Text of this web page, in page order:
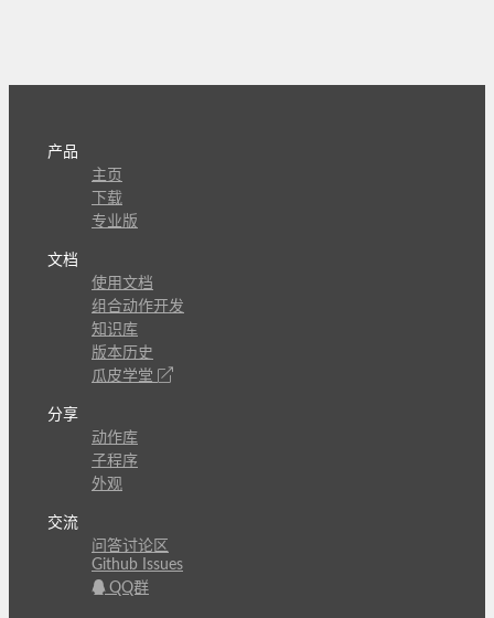
产品
主页
下载
专业版
文档
使用文档
组合动作开发
知识库
版本历史
瓜皮学堂
分享
动作库
子程序
外观
交流
问答讨论区
Github Issues
QQ群